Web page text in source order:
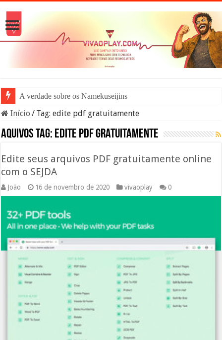
A verdade sobre os Namekuseijins – DRAG
Início / Tag:edite pdf gratuitamente
Aquivos tag: edite pdf gratuitamente
Edite seus arquivos PDF gratuitamente online
com o SEJDA
João 16 de novembro de 2020 vivaoplay 0